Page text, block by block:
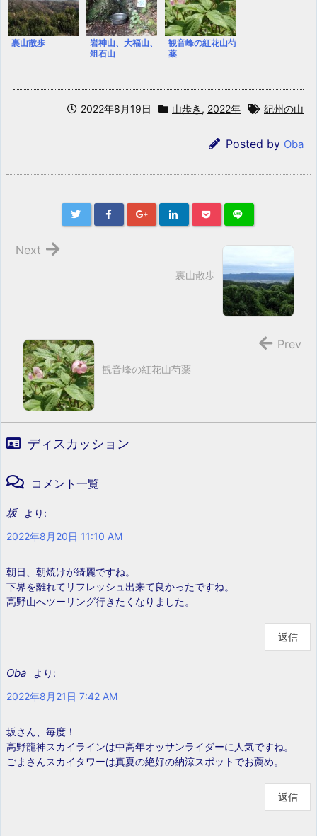
裏山散歩
岩神山、大福山、
俎石山
観音峰の紅花山芍
薬
2022年8月19日 山歩き , 2022年 紀州の山
Posted by Oba
裏山散歩
Next
観音峰の紅花山芍薬
Prev
ディスカッション
コメント一覧
坂
より:
2022年8月20日 11:10 AM
朝日、朝焼けが綺麗ですね。
下界を離れてリフレッシュ出来て良かったですね。
高野山へツーリング行きたくなりました。
返信
Oba
より:
2022年8月21日 7:42 AM
坂さん、毎度！
高野龍神スカイラインは中高年オッサンライダーに人気ですね。
ごまさんスカイタワーは真夏の絶好の納涼スポットでお薦め。
返信